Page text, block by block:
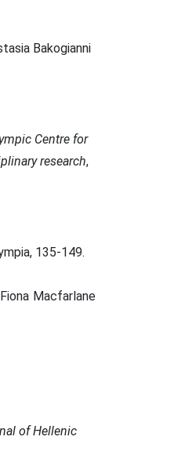
Bakogianni
Centre for
research,
135-149.
Macfarlane
of Hellenic